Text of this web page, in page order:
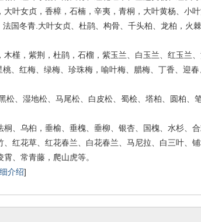
叶女贞，香樟，石楠，辛夷，青桐，大叶黄杨、小
国冬青.大叶女贞、杜鹃、构骨、千头柏、龙柏，火
槿，紫荆，杜鹃，石榴，紫玉兰、白玉兰、红玉兰、
、红梅、绿梅、珍珠梅，喻叶梅、腊梅、丁香、迎
松、湿地松、马尾松、白皮松、蜀桧、塔柏、圆柏、
、乌桕，垂榆、垂槐、垂柳、银杏、国槐、水杉、
红花草、红花春兰、白花春兰、马尼拉、白三叶、铺
、常青藤，爬山虎等。
介绍]